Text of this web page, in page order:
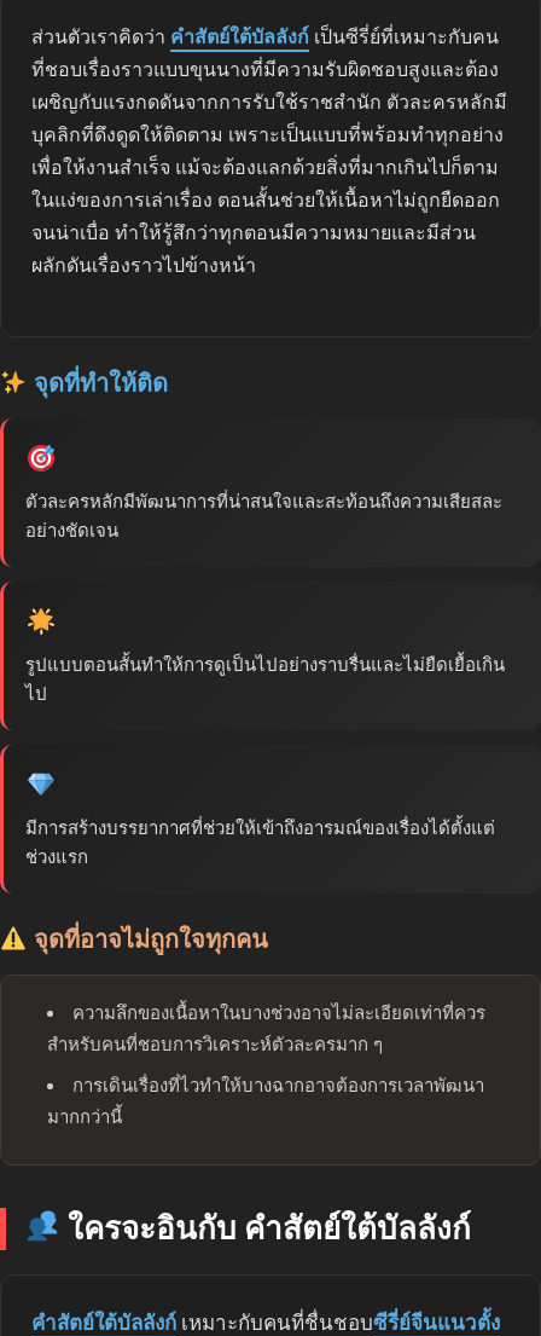
ส่วนตัวเราคิดว่า คำสัตย์ใต้บัลลังก์ เป็นซีรี่ย์ที่เหมาะกับคน
ที่ชอบเรื่องราวแบบขุนนางที่มีความรับผิดชอบสูงและต้อง
เผชิญกับแรงกดดันจากการรับใช้ราชสำนัก ตัวละครหลักมี
บุคลิกที่ดึงดูดให้ติดตาม เพราะเป็นแบบที่พร้อมทำทุกอย่าง
เพื่อให้งานสำเร็จ แม้จะต้องแลกด้วยสิ่งที่มากเกินไปก็ตาม
ในแง่ของการเล่าเรื่อง ตอนสั้นช่วยให้เนื้อหาไม่ถูกยืดออก
จนน่าเบื่อ ทำให้รู้สึกว่าทุกตอนมีความหมายและมีส่วน
ผลักดันเรื่องราวไปข้างหน้า
จุดที่ทำให้ติด
ตัวละครหลักมีพัฒนาการที่น่าสนใจและสะท้อนถึงความเสียสละ
อย่างชัดเจน
รูปแบบตอนสั้นทำให้การดูเป็นไปอย่างราบรื่นและไม่ยืดเยื้อเกิน
ไป
มีการสร้างบรรยากาศที่ช่วยให้เข้าถึงอารมณ์ของเรื่องได้ตั้งแต่
ช่วงแรก
จุดที่อาจไม่ถูกใจทุกคน
ความลึกของเนื้อหาในบางช่วงอาจไม่ละเอียดเท่าที่ควร
สำหรับคนที่ชอบการวิเคราะห์ตัวละครมาก ๆ
การเดินเรื่องที่ไวทำให้บางฉากอาจต้องการเวลาพัฒนา
มากกว่านี้
ใครจะอินกับ คำสัตย์ใต้บัลลังก์
คำสัตย์ใต้บัลลังก์ เหมาะกับคนที่ชื่นชอบซีรี่ย์จีนแนวตั้ง